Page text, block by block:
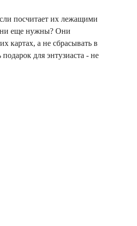
посчитает их лежащими
еще нужны? Они
картах, а не сбрасывать в
для энтузиаста - не